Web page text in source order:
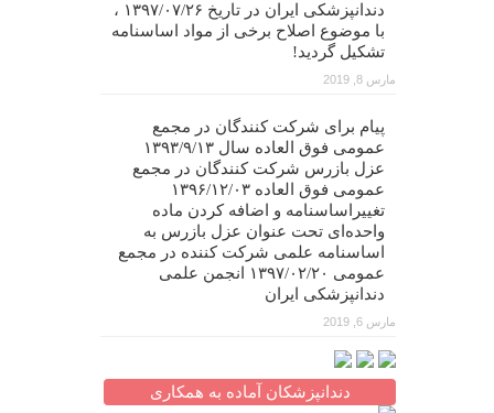
دندانپزشکی ایران در تاریخ ۱۳۹۷/۰۷/۲۶ ،
با موضوع اصلاح برخی از مواد اساسنامه
تشکیل گردید!
مارس 8, 2019
پیام برای شرکت کنندگان در مجمع
عمومی فوق العاده سال ۱۳۹۳/۹/۱۳
عزل بازرس شرکت کنندگان در مجمع
عمومی فوق العاده ۱۳۹۶/۱۲/۰۳
تغییراساسنامه و اضافه کردن ماده
واحده‌ای تحت عنوان عزل بازرس به
اساسنامه علمی شرکت کننده در مجمع
عمومی ۱۳۹۷/۰۲/۲۰ انجمن علمی
دندانپزشکی ایران
مارس 6, 2019
دندانپزشکان آماده به همکاری